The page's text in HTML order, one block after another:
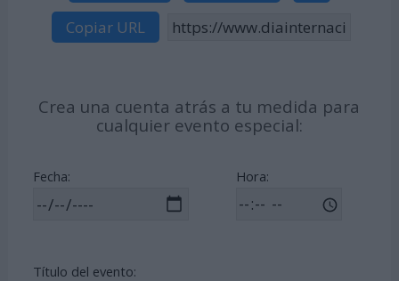
Copiar URL
Crea una cuenta atrás a tu medida para
cualquier evento especial:
Fecha: Hora:
Título del evento: